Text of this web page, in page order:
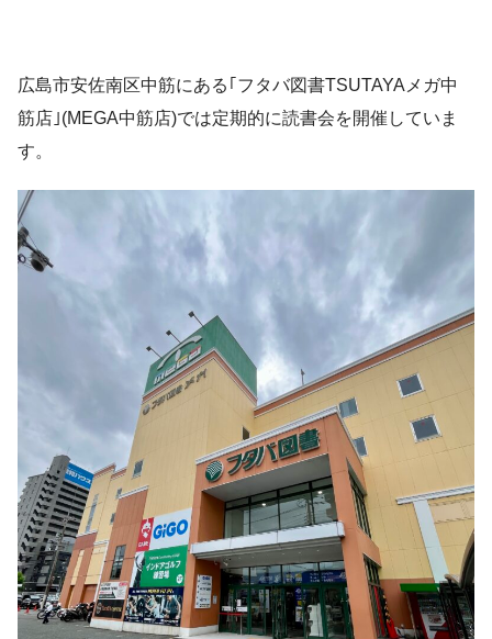
広島市安佐南区中筋にある｢フタバ図書TSUTAYAメガ中
筋店｣(MEGA中筋店)では定期的に読書会を開催していま
す。